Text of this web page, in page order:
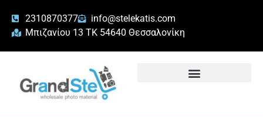
2310870377
info@stelekatis.com
Μπιζανίου 13 ΤΚ 54640 Θεσσαλονίκη